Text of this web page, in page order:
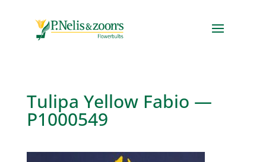
Tulipa Yellow Fabio —
P1000549